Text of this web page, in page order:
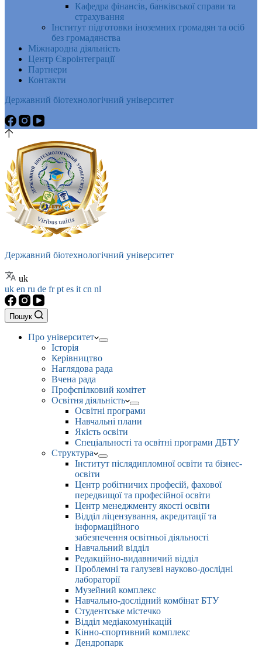
Кафедра фінансів, банківської справи та
страхування
Інститут підготовки іноземних громадян та осіб
без громадянства
Міжнародна діяльність
Центр Євроінтеграції
Партнери
Контакти
Державний біотехнологічний університет
Державний біотехнологічний університет
uk
uk en ru de frpt es it cn nl
Пошук
Про університет
Історія
Керівництво
Наглядова рада
Вчена рада
Профспілковий комітет
Освітня діяльність
Освітні програми
Навчальні плани
Якість освіти
Спеціальності та освітні програми ДБТУ
Структура
Інститут післядипломної освіти та бізнес-
освіти
Центр робітничих професій, фахової
передвищої та професійної освіти
Центр менеджменту якості освіти
Відділ ліцензування, акредитації та
інформаційного
забезпечення освітньої діяльності
Навчальний відділ
Редакційно-видавничий відділ
Проблемні та галузеві науково-дослідні
лабораторії
Музейний комплекс
Навчально-дослідний комбінат БТУ
Студентське містечко
Відділ медіакомунікацій
Кінно-спортивний комплекс
Дендропарк